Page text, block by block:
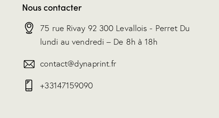
Nous contacter
75 rue Rivay 92 300 Levallois - Perret Du
lundi au vendredi – De 8h à 18h
contact@dynaprint.fr
+33147159090